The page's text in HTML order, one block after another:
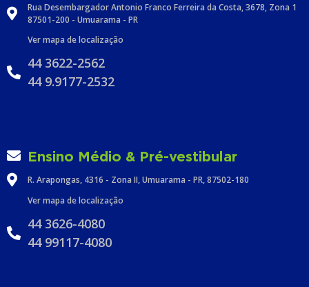
Rua Desembargador Antonio Franco Ferreira da Costa, 3678, Zona 1
87501-200 - Umuarama - PR
Ver mapa de localização
44 3622-2562
44 9.9177-2532
Ensino Médio & Pré-vestibular
R. Arapongas, 4316 - Zona II, Umuarama - PR, 87502-180
Ver mapa de localização
44 3626-4080
44 99117-4080